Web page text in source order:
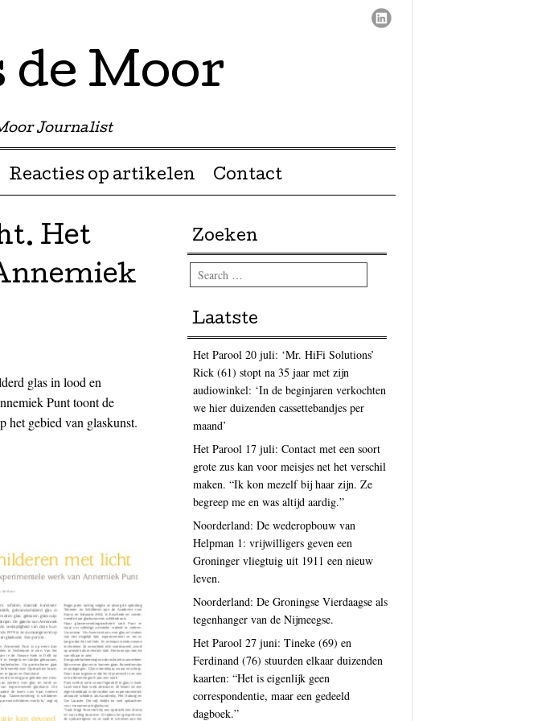
de Moor
Journalist
Reacties op artikelen Contact
Het
glas in lood en
Punt toont de
het gebied van glaskunst.
Zoeken
Search
Laatste
Het Parool 20 juli: ‘Mr. HiFi Solutions’
Rick (61) stopt na 35 jaar met zijn
audiowinkel: ‘In de beginjaren verkochten
we hier duizenden cassettebandjes per
maand’
Het Parool 17 juli: Contact met een soort
grote zus kan voor meisjes net het verschil
maken. “Ik kon mezelf bij haar zijn. Ze
begreep me en was altijd aardig.”
Noorderland: De wederopbouw van
Helpman 1: vrijwilligers geven een
Groninger vliegtuig uit 1911 een nieuw
leven.
Noorderland: De Groningse Vierdaagse als
tegenhanger van de Nijmeegse.
Het Parool 27 juni: Tineke (69) en
Ferdinand (76) stuurden elkaar duizenden
kaarten: “Het is eigenlijk geen
correspondentie, maar een gedeeld
dagboek.”